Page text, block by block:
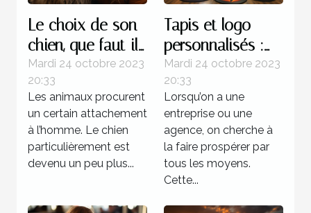
Le choix de son
chien, que faut-il
savoir ?
Mardi 24 octobre 2023
20:33
Les animaux procurent
un certain attachement
à l’homme. Le chien
particulièrement est
devenu un peu plus...
Tapis et logo
personnalisés :
parlons-en !
Mardi 24 octobre 2023
20:33
Lorsqu’on a une
entreprise ou une
agence, on cherche à
la faire prospérer par
tous les moyens.
Cette...